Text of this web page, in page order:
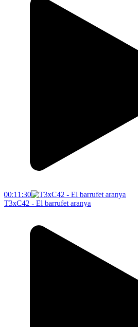
00:11:30
T3xC42 - El barrufet aranya